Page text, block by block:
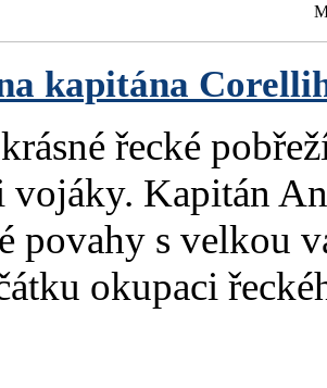
kapitána
řecké
vojáky. Kapitán
povahy s velkou
okupaci